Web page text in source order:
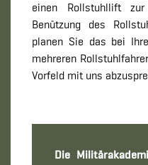
einen Rollstuhllift zur
Benützung des
planen Sie das bei
mehreren
Vorfeld mit uns
Die